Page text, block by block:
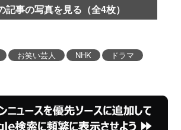
記事の写真を見る（全4枚）
お笑い芸人 NHK
ドラマ